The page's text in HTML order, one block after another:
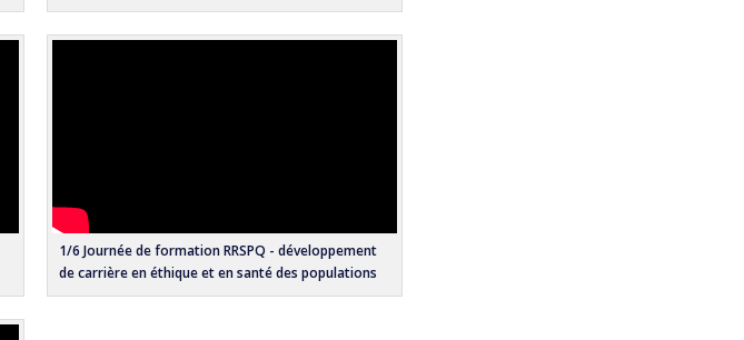
1/6 Journée de formation RRSPQ - développement
de carrière en éthique et en santé des populations